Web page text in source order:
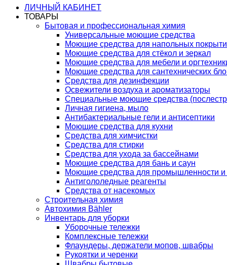
ЛИЧНЫЙ КАБИНЕТ
ТОВАРЫ
Бытовая и профессиональная химия
Универсальные моющие средства
Моющие средства для напольных
Моющие средства для стёкол и зеркал
Моющие средства для мебели и
Моющие средства для сантехнических
Средства для дезинфекции
Освежители воздуха и ароматизаторы
Специальные моющие средства
Личная гигиена, мыло
Антибактериальные гели и антисептики
Моющие средства для кухни
Средства для химчистки
Средства для стирки
Средства для ухода за бассейнами
Моющие средства для бань и саун
Моющие средства для промышленности и
Антигололедные реагенты
Средства от насекомых
Строительная химия
Автохимия Bähler
Инвентарь для уборки
Уборочные тележки
Комплексные тележки
Флаундеры, держатели мопов, швабры
Рукоятки и черенки